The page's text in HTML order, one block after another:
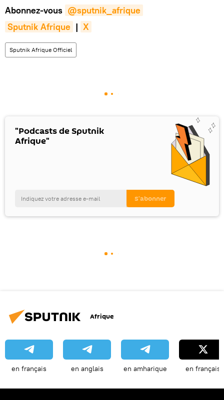
Abonnez-vous @sputnik_afrique
Sputnik Afrique | X
Sputnik Afrique Officiel
"Podcasts de Sputnik
Afrique"
Afrique
en français en anglais en amharique en français